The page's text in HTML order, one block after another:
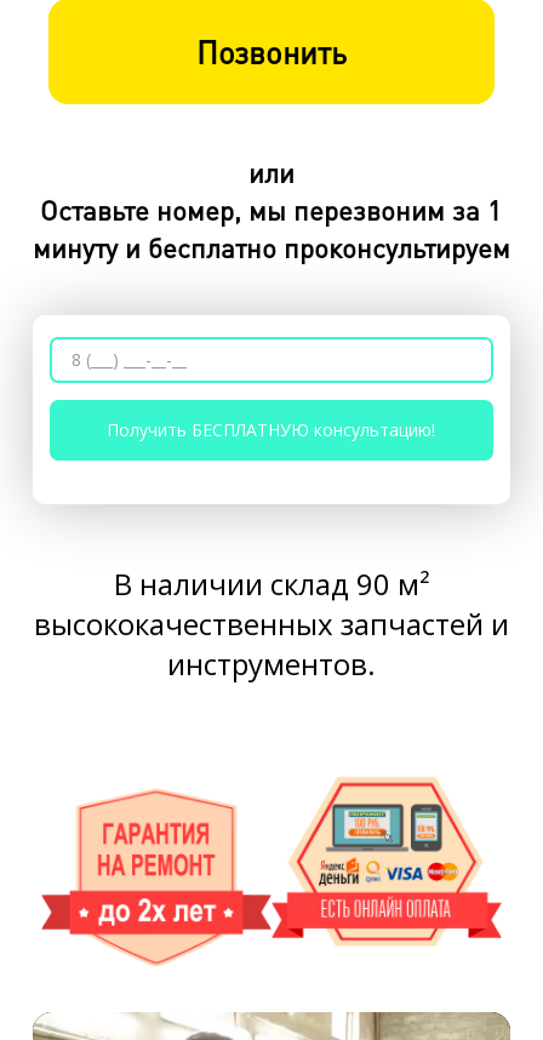
Позвонить
или
Оставьте номер, мы перезвоним за 1
минуту и бесплатно проконсультируем
В наличии склад 90 м²
высококачественных запчастей и
инструментов.